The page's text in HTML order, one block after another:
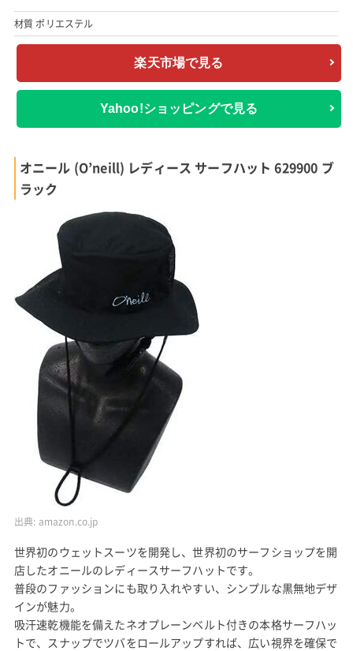
材質 ポリエステル
楽天市場で見る
Yahoo!ショッピングで見る
オニール (O’neill) レディース サーフハット 629900 ブ
ラック
出典: amazon.co.jp
世界初のウェットスーツを開発し、世界初のサーフショップを開
店したオニールのレディースサーフハットです。
普段のファッションにも取り入れやすい、シンプルな黒無地デザ
インが魅力。
吸汗速乾機能を備えたネオプレーンベルト付きの本格サーフハッ
トで、スナップでツバをロールアップすれば、広い視界を確保で